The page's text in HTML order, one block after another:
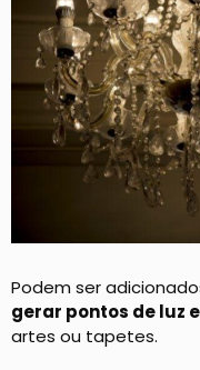
Podem ser
gerar pontos de luz
artes ou tapetes.